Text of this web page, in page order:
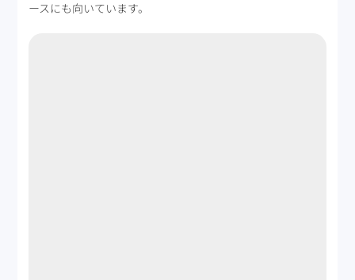
ースにも向いています。